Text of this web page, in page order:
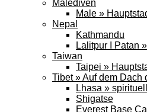
Malediven
Male »
Nepal
Kathmandu
Lalitpur I Patan
Taiwan
Taipei »
Tibet » Auf dem Dach
Lhasa »
Shigatse
Everest Base